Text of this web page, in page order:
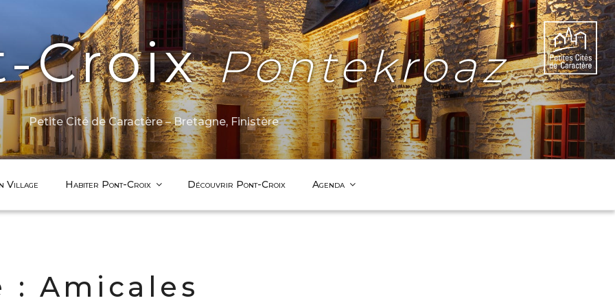
CroixPontekroaz
Petite Cité de Caractère – Bretagne, Finistère
Village Habiter Pont-Croix Découvrir Pont-Croix Agenda
: Amicales